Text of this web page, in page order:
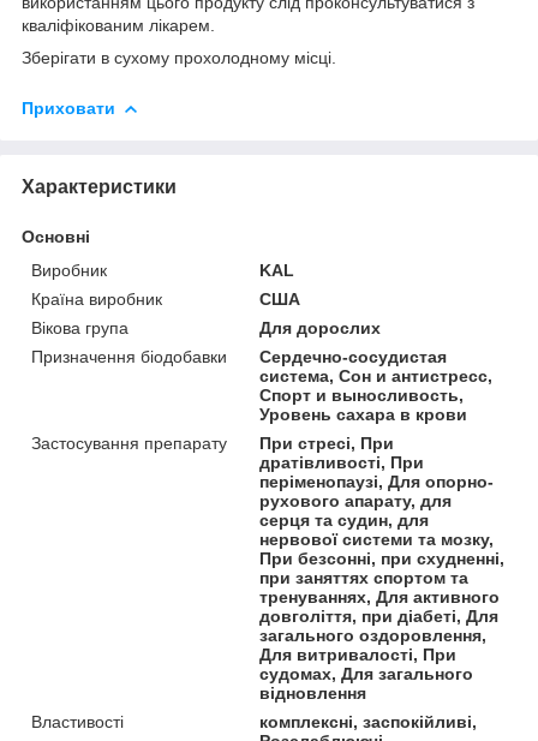
кваліфікованим лікарем.
Зберігати в сухому прохолодному місці.
Приховати
Характеристики
Основні
Виробник
KAL
Країна виробник
США
Вікова група
Для дорослих
Призначення біодобавки
Сердечно-сосудистая
система, Сон и антистресс,
Спорт и выносливость,
Уровень сахара в крови
Застосування препарату
При стресі, При
дратівливості, При
періменопаузі, Для опорно-
рухового апарату, для
серця та судин, для
нервової системи та мозку,
При безсонні, при схудненні,
при заняттях спортом та
тренуваннях, Для активного
довголіття, при діабеті, Для
загального оздоровлення,
Для витривалості, При
судомах, Для загального
відновлення
Властивості
комплексні, заспокійливі,